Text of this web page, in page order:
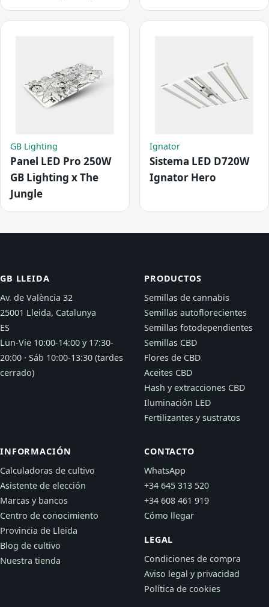
GB Lighting
Panel LED Pro 250W
GB Lighting x The
Jungle
Ignator
Sistema LED D720W
Ignator Hero
GB LLEIDA
Av. de València 32
25001 Lleida, Catalunya
ES
Lun-Vie 10:00-14:00 y 17:30-
20:00 · Sáb 10:00-13:30 (tardes
cerrado)
PRODUCTOS
Semillas de cannabis
Semillas autoflorecientes
Semillas fotodependientes
Semillas CBD
Flores de CBD
Aceites CBD
Hash y extracciones CBD
Iluminación LED
Fertilizantes y sustratos
INFORMACIÓN
Calculadoras de cultivo
Asistente de elección
Marcas y bancos
Centro de conocimiento
Provincia de Lleida
Blog de cultivo
Nuestra tienda
CONTACTO
WhatsApp
+34 645 313 520
+34 608 461 919
Cómo llegar
LEGAL
Condiciones de compra
Aviso legal y privacidad
Política de cookies